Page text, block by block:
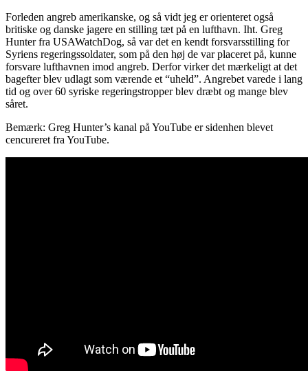
Forleden angreb amerikanske, og så vidt jeg er orienteret også
britiske og danske jagere en stilling tæt på en lufthavn. Iht. Greg
Hunter fra USAWatchDog, så var det en kendt forsvarsstilling for
Syriens regeringssoldater, som på den høj de var placeret på, kunne
forsvare lufthavnen imod angreb. Derfor virker det mærkeligt at det
bagefter blev udlagt som værende et “uheld”. Angrebet varede i lang
tid og over 60 syriske regeringstropper blev dræbt og mange blev
såret.
Bemærk: Greg Hunter’s kanal på YouTube er sidenhen blevet
cencureret fra YouTube.